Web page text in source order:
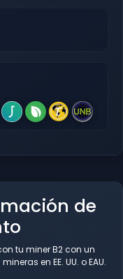
de
tu miner B2 con un
en EE. UU. o EAU.